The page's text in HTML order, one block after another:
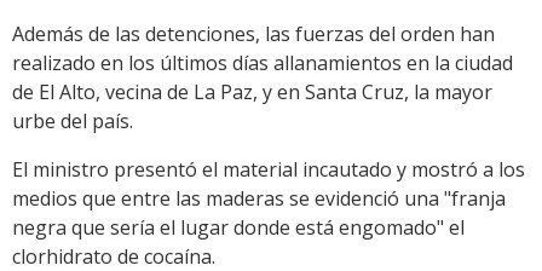
Además de las detenciones, las fuerzas del orden han
realizado en los últimos días allanamientos en la ciudad
de El Alto, vecina de La Paz, y en Santa Cruz, la mayor
urbe del país.
El ministro presentó el material incautado y mostró a los
medios que entre las maderas se evidenció una "franja
negra que sería el lugar donde está engomado" el
clorhidrato de cocaína.